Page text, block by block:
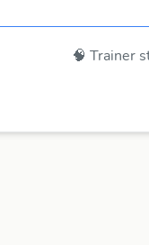
🧠 Trainer